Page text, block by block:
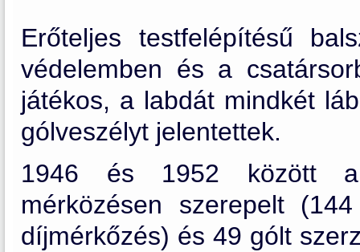
Erőteljes testfelépítésű
védelemben és a
játékos, a labdát mindkét
gólveszélyt jelentettek.
1946 és 1952 között a
mérközésen szerepelt
díjmérkőzés) és 49 gólt